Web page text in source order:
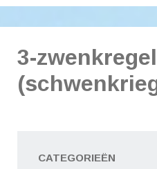
3-
CATEGORIEËN